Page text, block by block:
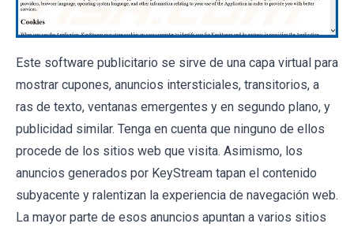
Este software publicitario se sirve de una capa virtual para
mostrar cupones, anuncios intersticiales, transitorios, a
ras de texto, ventanas emergentes y en segundo plano, y
publicidad similar. Tenga en cuenta que ninguno de ellos
procede de los sitios web que visita. Asimismo, los
anuncios generados por KeyStream tapan el contenido
subyacente y ralentizan la experiencia de navegación web.
La mayor parte de esos anuncios apuntan a varios sitios